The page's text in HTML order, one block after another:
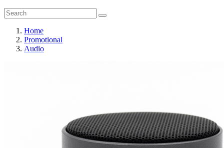
Home
Promotional
Audio